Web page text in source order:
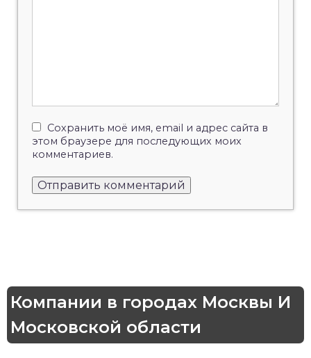
Сохранить моё имя, email и адрес сайта в
этом браузере для последующих моих
комментариев.
Компании в городах Москвы И
Московской области